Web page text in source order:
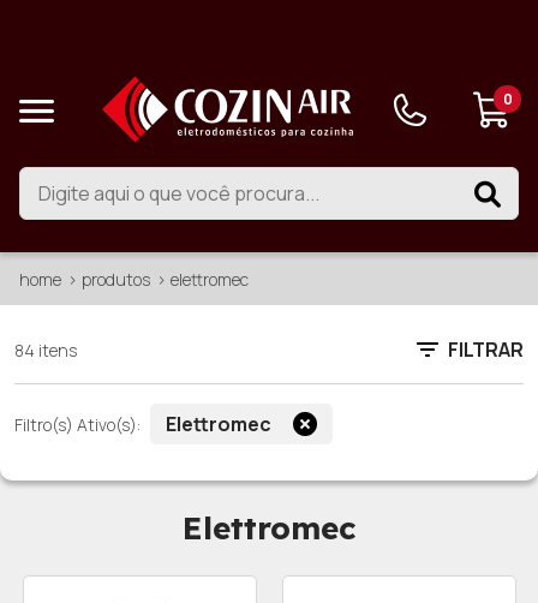
0
home produtos elettromec
84 itens FILTRAR
Filtro(s) Ativo(s): Elettromec
Elettromec